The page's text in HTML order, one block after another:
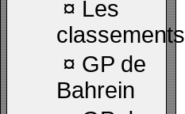
¤ Les
classements
¤ GP de
Bahrein